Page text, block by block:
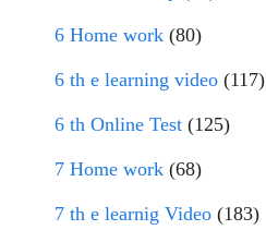
6 Home work (80)
6 th e learning video (117)
6 th Online Test (125)
7 Home work (68)
7 th e learnig Video (183)